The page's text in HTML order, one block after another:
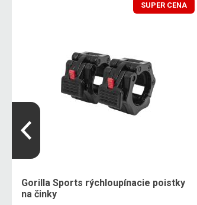
SUPER CENA
Gorilla Sports rýchloupínacie poistky
na činky